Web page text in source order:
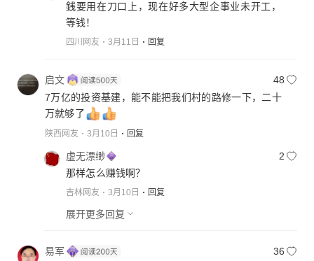
銭要用在刀口上，现在好多大型企事业未开工，
等钱！
四川网友 3月11日 回复
启文
48
7万亿的投资基建，能不能把我们村的路修一下，二十
万就够了
陕西网友 3月10日 回复
虚无漂缈
2
那样怎么赚钱啊？
吉林网友 3月10日 回复
展开更多回复
易军
36